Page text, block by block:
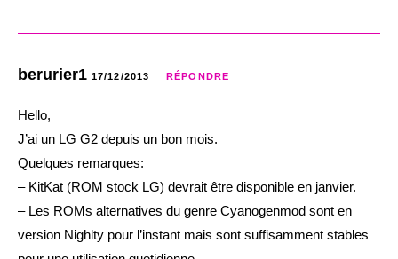
berurier1 17/12/2013 RÉPONDRE
Hello,
J’ai un LG G2 depuis un bon mois.
Quelques remarques:
– KitKat (ROM stock LG) devrait être disponible en janvier.
– Les ROMs alternatives du genre Cyanogenmod sont en
version Nighlty pour l’instant mais sont suffisamment stables